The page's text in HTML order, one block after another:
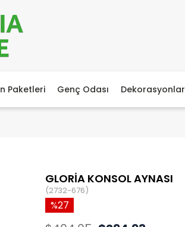
Paketleri Genç Odası Dekorasyonlar
GLORİA KONSOL AYNASI
(2732-676)
27